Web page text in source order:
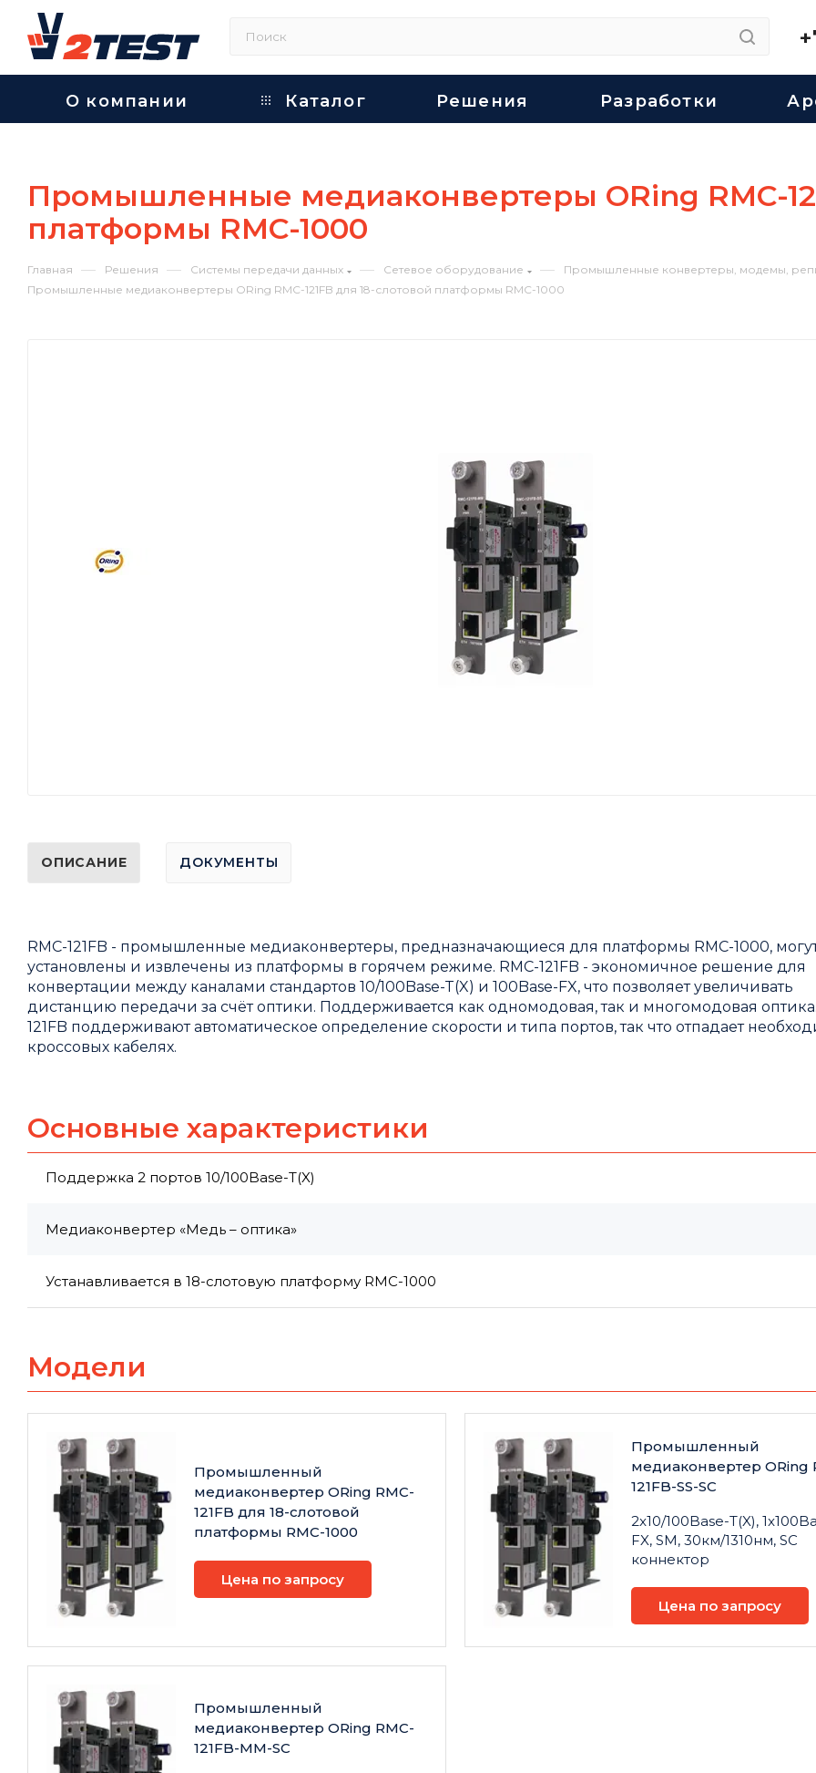
О компании Каталог Решения Разработки
Промышленные медиаконвертеры ORing RMC-
платформы RMC-1000
Главная — Решения — Системы передачи данных — Сетевое оборудование — Промышленные конвертеры, модемы,
Промышленные медиаконвертеры ORing RMC-121FB для 18-слотовой платформы RMC-1000
ОПИСАНИЕ ДОКУМЕНТЫ
RMC-121FB - промышленные медиаконвертеры, предназначающиеся для платформы RMC-1000,
установлены и извлечены из платформы в горячем режиме. RMC-121FB - экономичное решение для
конвертации между каналами стандартов 10/100Base-T(X) и 100Base-FX, что позволяет увеличивать
дистанцию передачи за счёт оптики. Поддерживается как одномодовая, так и многомодовая
121FB поддерживают автоматическое определение скорости и типа портов, так что отпадает
кроссовых кабелях.
Основные характеристики
Поддержка 2 портов 10/100Base-T(X)
Медиаконвертер «Медь – оптика»
Устанавливается в 18-слотовую платформу RMC-1000
Модели
Промышленный
медиаконвертер ORing RMC-
121FB для 18-слотовой
платформы RMC-1000
Цена по запросу
Промышленный
медиаконвертер ORing
121FB-SS-SC
2x10/100Base-T(X),
FX, SM, 30км/1310нм, SC
коннектор
Цена по запросу
Промышленный
медиаконвертер ORing RMC-
121FB-MM-SC